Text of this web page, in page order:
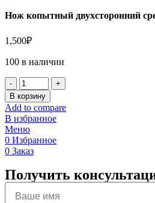
Нож копытный двухсторонний
1,500₽
100 в наличии
В корзину
Add to compare
В избранное
Меню
0 Избранное
0 Заказ
Получить